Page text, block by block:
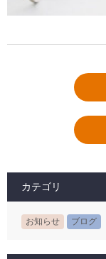
カテゴリ
お知らせ ブログ